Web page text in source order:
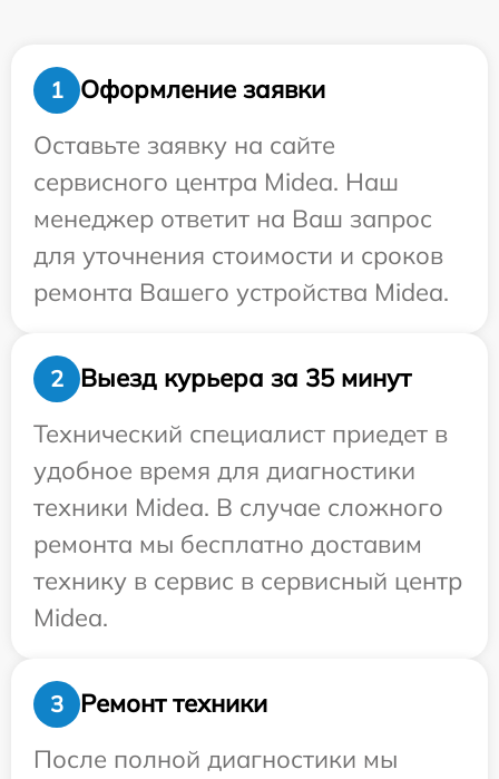
1
Оформление заявки
Оставьте заявку на сайте
сервисного центра Midea. Наш
менеджер ответит на Ваш запрос
для уточнения стоимости и сроков
ремонта Вашего устройства Midea.
2
Выезд курьера за 35 минут
Технический специалист приедет в
удобное время для диагностики
техники Midea. В случае сложного
ремонта мы бесплатно доставим
технику в сервис в сервисный центр
Midea.
3
Ремонт техники
После полной диагностики мы